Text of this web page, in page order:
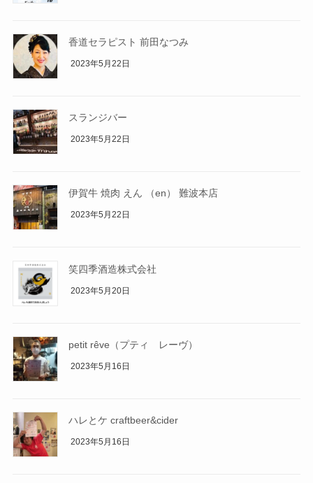
香道セラピスト 前田なつみ
2023年5月22日
スランジバー
2023年5月22日
伊賀牛 焼肉 えん （en） 難波本店
2023年5月22日
笑四季酒造株式会社
2023年5月20日
petit rêve（プティ レーヴ）
2023年5月16日
ハレとケ craftbeer&cider
2023年5月16日